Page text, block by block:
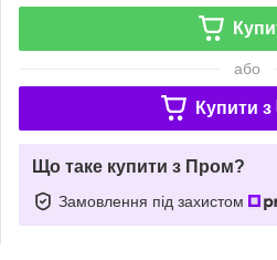
або
Купити з
Що таке купити з Пром?
Замовлення під захистом